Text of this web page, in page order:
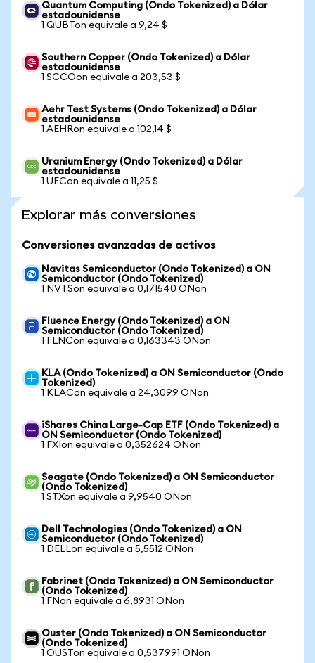
Quantum Computing (Ondo Tokenized) a Dólar
estadounidense
1 QUBTon equivale a 9,24 $
Southern Copper (Ondo Tokenized) a Dólar
estadounidense
1 SCCOon equivale a 203,53 $
Aehr Test Systems (Ondo Tokenized) a Dólar
estadounidense
1 AEHRon equivale a 102,14 $
Uranium Energy (Ondo Tokenized) a Dólar
estadounidense
1 UECon equivale a 11,25 $
Explorar más conversiones
Conversiones avanzadas de activos
Navitas Semiconductor (Ondo Tokenized) a ON
Semiconductor (Ondo Tokenized)
1 NVTSon equivale a 0,171540 ONon
Fluence Energy (Ondo Tokenized) a ON
Semiconductor (Ondo Tokenized)
1 FLNCon equivale a 0,163343 ONon
KLA (Ondo Tokenized) a ON Semiconductor (Ondo
Tokenized)
1 KLACon equivale a 24,3099 ONon
iShares China Large-Cap ETF (Ondo Tokenized) a
ON Semiconductor (Ondo Tokenized)
1 FXIon equivale a 0,352624 ONon
Seagate (Ondo Tokenized) a ON Semiconductor
(Ondo Tokenized)
1 STXon equivale a 9,9540 ONon
Dell Technologies (Ondo Tokenized) a ON
Semiconductor (Ondo Tokenized)
1 DELLon equivale a 5,5512 ONon
Fabrinet (Ondo Tokenized) a ON Semiconductor
(Ondo Tokenized)
1 FNon equivale a 6,8931 ONon
Ouster (Ondo Tokenized) a ON Semiconductor
(Ondo Tokenized)
1 OUSTon equivale a 0,537991 ONon